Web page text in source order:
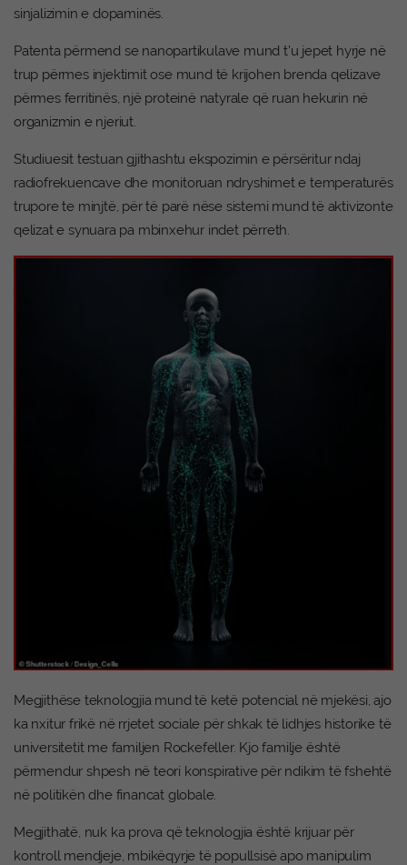
sinjalizimin e dopaminës.
Patenta përmend se nanopartikulave mund t’u jepet hyrje në
trup përmes injektimit ose mund të krijohen brenda qelizave
përmes ferritinës, një proteinë natyrale që ruan hekurin në
organizmin e njeriut.
Studiuesit testuan gjithashtu ekspozimin e përsëritur ndaj
radiofrekuencave dhe monitoruan ndryshimet e temperaturës
trupore te minjtë, për të parë nëse sistemi mund të aktivizonte
qelizat e synuara pa mbinxehur indet përreth.
Megjithëse teknologjia mund të ketë potencial në mjekësi, ajo
ka nxitur frikë në rrjetet sociale për shkak të lidhjes historike të
universitetit me familjen Rockefeller. Kjo familje është
përmendur shpesh në teori konspirative për ndikim të fshehtë
në politikën dhe financat globale.
Megjithatë, nuk ka prova që teknologjia është krijuar për
kontroll mendjeje, mbikëqyrje të popullsisë apo manipulim